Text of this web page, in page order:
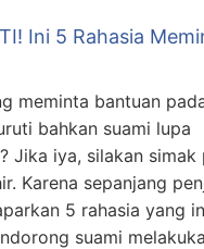
Ini 5 Rahasia
meminta bantuan
bahkan suami lupa
Jika iya, silakan simak
Karena sepanjang
5 rahasia yang
suami